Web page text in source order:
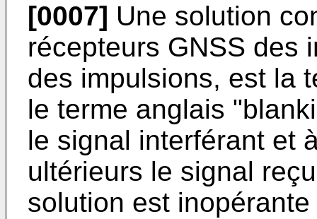
[0007] Une solution
récepteurs GNSS des
des impulsions, est la
le terme anglais
le signal interférant et
ultérieurs le signal
solution est